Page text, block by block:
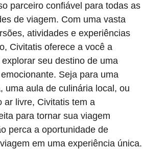
parceiro confiável para todas as
de viagem. Com uma vasta
atividades e experiências
Civitatis oferece a você a
seu destino de uma
Seja para uma
uma aula de culinária local, ou
ar livre, Civitatis tem a
para tornar sua viagem
perca a oportunidade de
em uma experiência única.